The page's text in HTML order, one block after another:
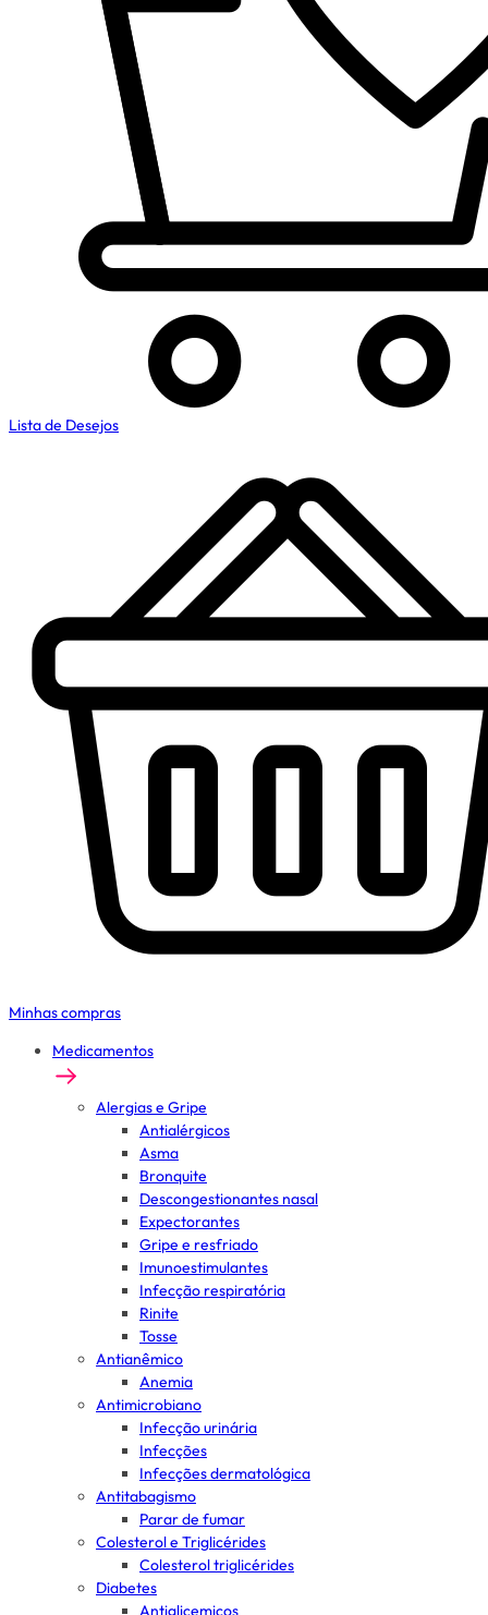
Lista de Desejos
Minhas compras
Medicamentos
Alergias e Gripe
Antialérgicos
Asma
Bronquite
Descongestionantes nasal
Expectorantes
Gripe e resfriado
Imunoestimulantes
Infecção respiratória
Rinite
Tosse
Antianêmico
Anemia
Antimicrobiano
Infecção urinária
Infecções
Infecções dermatológica
Antitabagismo
Parar de fumar
Colesterol e Triglicérides
Colesterol triglicérides
Diabetes
Antiglicemicos